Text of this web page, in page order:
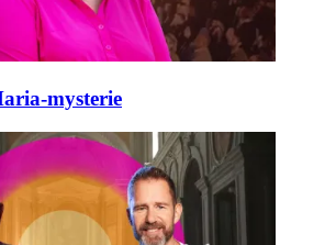
mysterie